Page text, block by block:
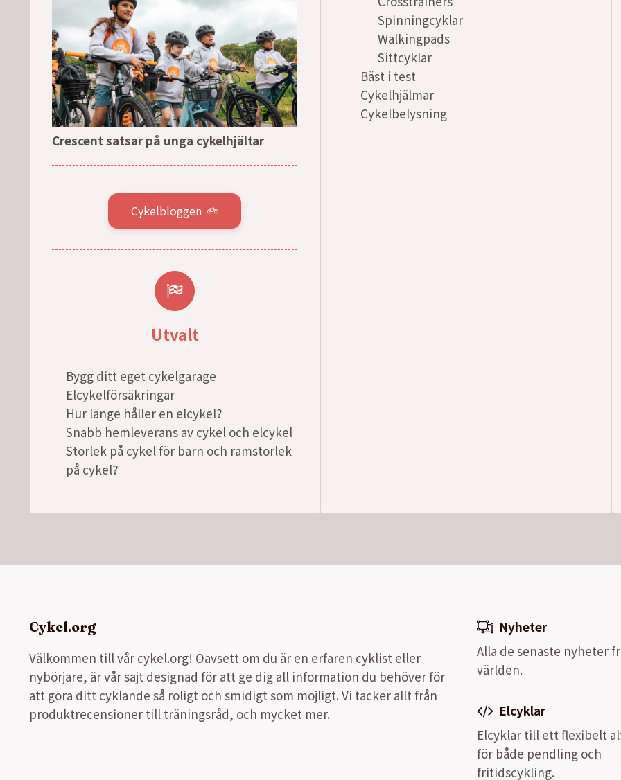
Crescent satsar på unga cykelhjältar
Cykelbloggen
Utvalt
Bygg ditt eget cykelgarage
Elcykelförsäkringar
Hur länge håller en elcykel?
Snabb hemleverans av cykel och elcykel
Storlek på cykel för barn och ramstorlek
på cykel?
Spinningcyklar
Walkingpads
Sittcyklar
Bäst i test
Cykelhjälmar
Cykelbelysning
Cykel.org
Välkommen till vår cykel.org! Oavsett om du är en erfaren cyklist eller
nybörjare, är vår sajt designad för att ge dig all information du behöver för
att göra ditt cyklande så roligt och smidigt som möjligt. Vi täcker allt från
produktrecensioner till träningsråd, och mycket mer.
Nyheter
Alla de senaste nyheter
världen.
Elcyklar
Elcyklar till ett flexibelt
för både pendling och
fritidscykling.